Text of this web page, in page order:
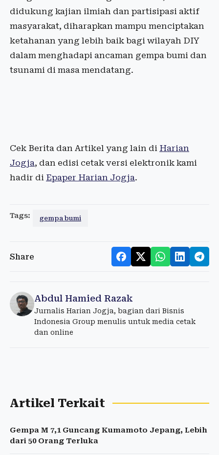
didukung kajian ilmiah dan partisipasi aktif
masyarakat, diharapkan mampu menciptakan
ketahanan yang lebih baik bagi wilayah DIY
dalam menghadapi ancaman gempa bumi dan
tsunami di masa mendatang.
Cek Berita dan Artikel yang lain di Harian
Jogja, dan edisi cetak versi elektronik kami
hadir di Epaper Harian Jogja.
Tags: gempa bumi
Share
Abdul Hamied Razak
Jurnalis Harian Jogja, bagian dari Bisnis
Indonesia Group menulis untuk media cetak
dan online
Artikel Terkait
Gempa M 7,1 Guncang Kumamoto Jepang, Lebih
dari 50 Orang Terluka